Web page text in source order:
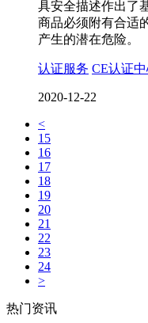
具安全描述作出了
商品必须附有合适
产生的潜在危险。
认证服务 CE认证
2020-12-22
<
15
16
17
18
19
20
21
22
23
24
>
热门资讯